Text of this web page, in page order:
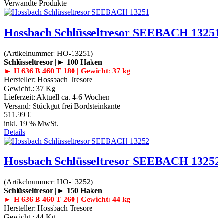
Verwandte Produkte
Hossbach Schlüsseltresor SEEBACH
(Artikelnummer: HO-13251)
Schlüsseltresor |► 100 Haken
► H 636 B 460 T 180 | Gewicht: 37 kg
Hersteller: Hossbach Tresore
Gewicht.: 37 Kg
Lieferzeit: Aktuell ca. 4-6 Wochen
Versand: Stückgut frei Bordsteinkante
511.99 €
inkl. 19 % MwSt.
Details
Hossbach Schlüsseltresor SEEBACH
(Artikelnummer: HO-13252)
Schlüsseltresor |► 150 Haken
► H 636 B 460 T 260 | Gewicht: 44 kg
Hersteller: Hossbach Tresore